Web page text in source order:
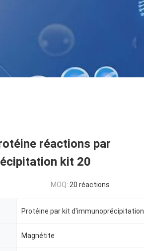
réactions par
kit 20
MOQ: 20 réactions
Protéine par kit d'immunoprécipitation
Magnétite